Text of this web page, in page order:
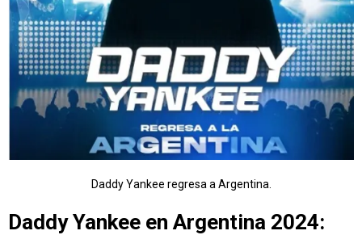
Daddy Yankee regresa a Argentina.
Daddy Yankee en Argentina 2024: